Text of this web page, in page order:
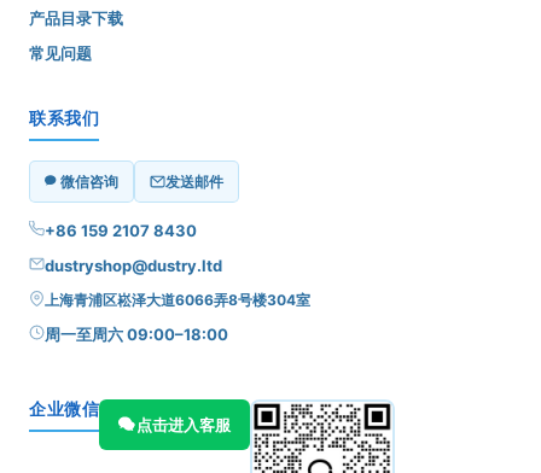
产品目录下载
常见问题
联系我们
微信咨询 发送邮件
+86 159 2107 8430
dustryshop@dustry.ltd
上海青浦区崧泽大道6066弄8号楼304室
周一至周六 09:00–18:00
企业微信
点击进入客服